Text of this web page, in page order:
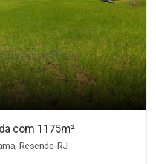
com 1175m²
Resende-RJ